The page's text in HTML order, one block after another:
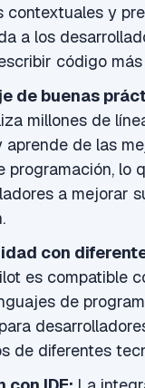
contextuales y
a los
código
de buenas
millones de
aprende de las
programación, lo
a mejorar
con
es compatible
de
de diferentes